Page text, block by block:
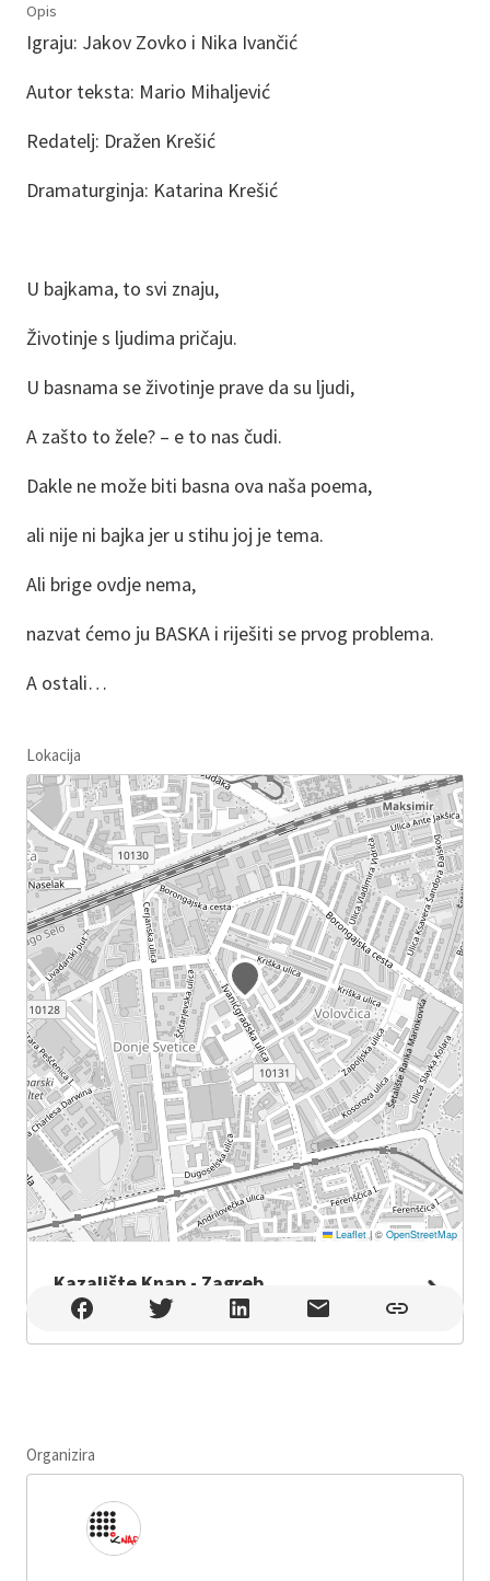
Opis
Igraju: Jakov Zovko i Nika Ivančić
Autor teksta: Mario Mihaljević
Redatelj: Dražen Krešić
Dramaturginja: Katarina Krešić
U bajkama, to svi znaju,
Životinje s ljudima pričaju.
U basnama se životinje prave da su ljudi,
A zašto to žele? – e to nas čudi.
Dakle ne može biti basna ova naša poema,
ali nije ni bajka jer u stihu joj je tema.
Ali brige ovdje nema,
nazvat ćemo ju BASKA i riješiti se prvog problema.
A ostali…
Lokacija
Leaflet |© OpenStreetMap
Kazalište Knap - Zagreb
Kazalište Knap - Zagreb , Zagreb
Organizira